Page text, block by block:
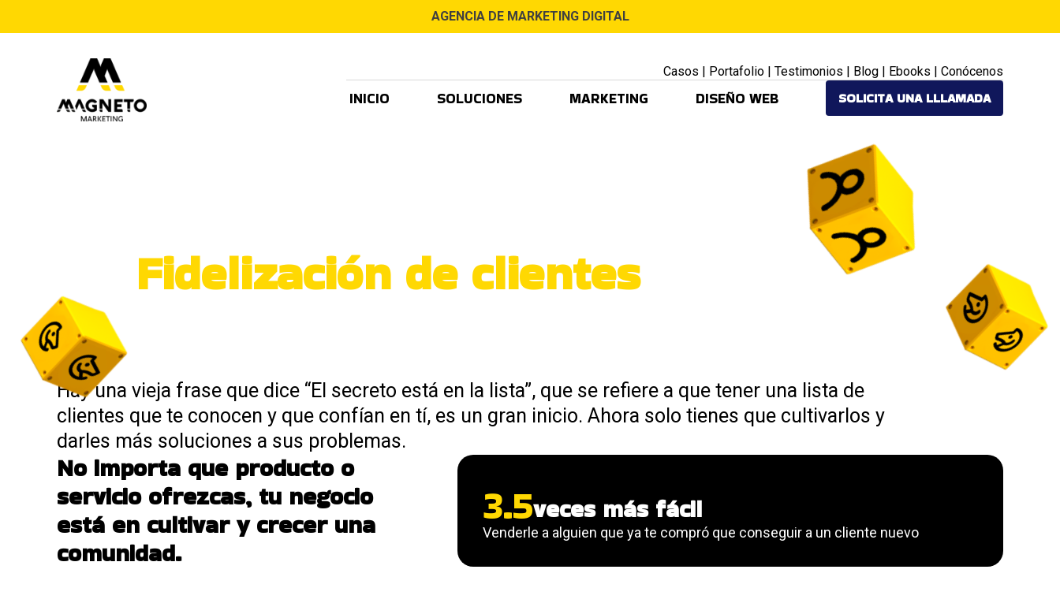
AGENCIA DE MARKETING DIGITAL
Casos | Portafolio | Testimonios | Blog | Ebooks | Conócenos
INICIO SOLUCIONES MARKETING DISEÑO WEB SOLICITA UNA LLLAMADA
Fidelización de clientes
Hay una vieja frase que dice “El secreto está en la lista”, que se refiere a que tener una lista de
clientes que te conocen y que confían en tí, es un gran inicio. Ahora solo tienes que cultivarlos y
darles más soluciones a sus problemas.
No importa que producto o
servicio ofrezcas, tu negocio
está en cultivar y crecer una
comunidad.
3.5veces más fácil
Venderle a alguien que ya te compró que conseguir a un cliente nuevo